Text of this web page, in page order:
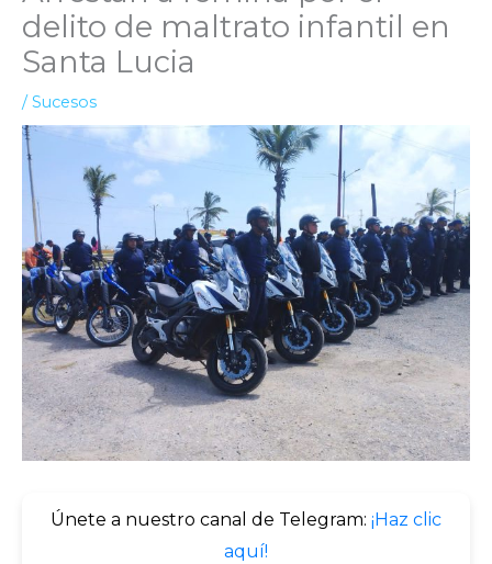
delito de maltrato infantil en
Santa Lucia
/Sucesos
Únete a nuestro canal de Telegram: ¡Haz clic
aquí!